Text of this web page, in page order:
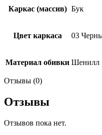
Каркас (массив) Бук
Цвет каркаса 03
Материал обивки Шенилл
Отзывы (0)
Отзывы
Отзывов пока нет.